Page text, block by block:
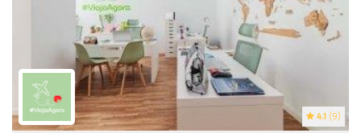
4.1 (9)